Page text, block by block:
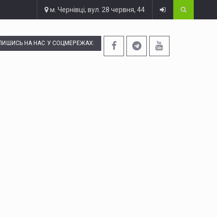
м. Чернівці, вул. 28 червня, 44
НА НАС У СОЦМЕРЕЖАХ: